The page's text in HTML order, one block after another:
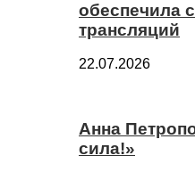
обеспечила
трансляций
22.07.2026
Анна
сила!»